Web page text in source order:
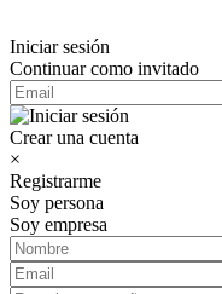
Iniciar sesión
Continuar como invitado
Crear una cuenta
×
Registrarme
Soy persona
Soy empresa